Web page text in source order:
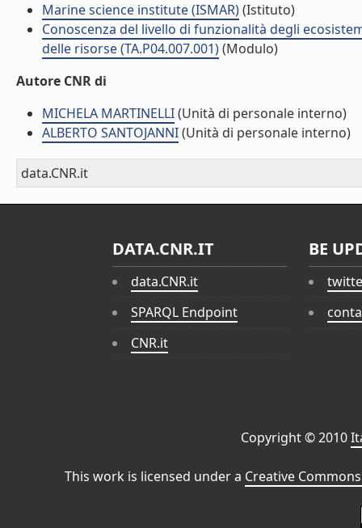
Marine science institute (ISMAR)(Istituto)
Conoscenza del livello di funzionalità degli
delle risorse (TA.P04.007.001)(Modulo)
Autore CNR di
MICHELA MARTINELLI(Unità di personale interno)
ALBERTO SANTOJANNI(Unità di personale interno)
data.CNR.it
DATA.CNR.IT
data.CNR.it
SPARQL Endpoint
CNR.it
BE
Copyright © 2010
This work is licensed under a Creative